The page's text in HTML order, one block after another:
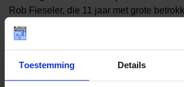
Toestemming Details
Rob Fieseler, die 11 jaar met grote
coördinator van het Jeugdfonds optrad en
die de
woensdagmiddagprojecten van
de wijken Kogerveld en Zaandam-Zuid
begeleidde.